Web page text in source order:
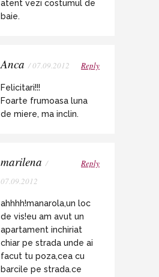
atent vezi costumul de
baie.
Anca / 07.09.2012 Reply
Felicitari!!!
Foarte frumoasa luna
de miere, ma inclin.
marilena /
07.09.2012
Reply
ahhhh!manarola,un loc
de vis!eu am avut un
apartament inchiriat
chiar pe strada unde ai
facut tu poza,cea cu
barcile pe strada.ce